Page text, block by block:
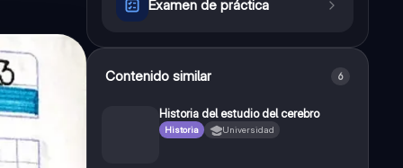
Examen de práctica
Contenido similar 6
Historia del estudio del cerebro
Historia Universidad